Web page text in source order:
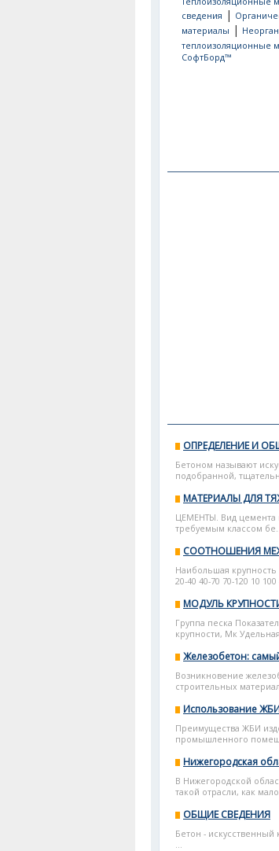
сведения |
материалы |
теплоизоляционные
СофтБорд™
ОПРЕДЕЛЕНИЕ И
Бетоном называют
подобранной,
МАТЕРИАЛЫ ДЛЯ
ЦЕМЕНТЫ. Вид цемента
требуемым классом
СООТНОШЕНИЯ
Наибольшая
20-40 40-70 70-120 10 100
МОДУЛЬ
Группа песка
крупности, Мк
Железобетон:
Возникновение
строительных
Использование ЖБИ
Преимущества ЖБИ
промышленного
Нижегородская
В Нижегородской
такой отрасли, как
ОБЩИЕ СВЕДЕНИЯ
Бетон - искусственный
...